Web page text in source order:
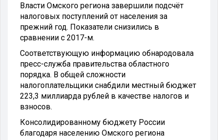
Власти Омского региона завершили подсчёт
налоговых поступлений от населения за
прежний год. Показатели снизились в
сравнении с 2017-м.
Соответствующую информацию обнародовала
пресс-служба правительства областного
порядка. В общей сложности
налогоплательщики снабдили местный бюджет
223,3 миллиарда рублей в качестве налогов и
взносов.
Консолидированному бюджету России
благодаря населению Омского региона